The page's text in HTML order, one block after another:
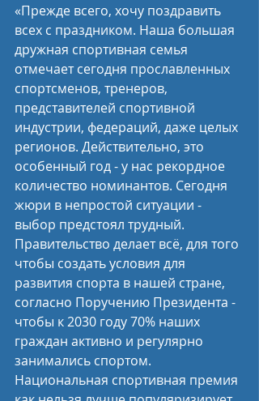
«Прежде всего, хочу поздравить
всех с праздником. Наша большая
дружная спортивная семья
отмечает сегодня прославленных
спортсменов, тренеров,
представителей спортивной
индустрии, федераций, даже целых
регионов. Действительно, это
особенный год - у нас рекордное
количество номинантов. Сегодня
жюри в непростой ситуации -
выбор предстоял трудный.
Правительство делает всё, для того
чтобы создать условия для
развития спорта в нашей стране,
согласно Поручению Президента -
чтобы к 2030 году 70% наших
граждан активно и регулярно
занимались спортом.
Национальная спортивная премия